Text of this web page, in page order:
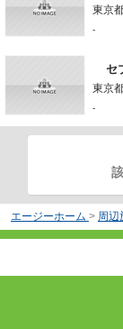
東京
-
セ
東京
-
エージーホーム > 周辺